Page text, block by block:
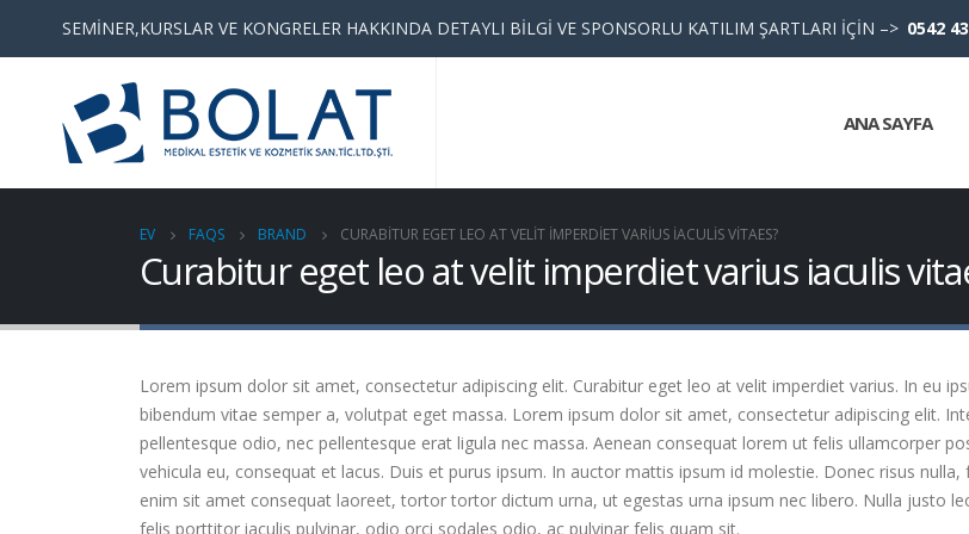
ANA SAYFA
EV FAQS BRAND CURABITUR EGET LEO AT VELIT IMPERDIET VARIUS IACULIS VITAES?
Curabitur eget leo at velit imperdiet varius iaculis
Lorem ipsum dolor sit amet, consectetur adipiscing elit. Curabitur eget leo at velit imperdiet varius. In eu
bibendum vitae semper a, volutpat eget massa. Lorem ipsum dolor sit amet, consectetur adipiscing elit.
pellentesque odio, nec pellentesque erat ligula nec massa. Aenean consequat lorem ut felis ullamcorper
vehicula eu, consequat et lacus. Duis et purus ipsum. In auctor mattis ipsum id molestie. Donec risus
enim sit amet consequat laoreet, tortor tortor dictum urna, ut egestas urna ipsum nec libero. Nulla justo
felis porttitor iaculis pulvinar, odio orci sodales odio, ac pulvinar felis quam sit.
SEMİNER,KURSLAR VE KONGRELER HAKKINDA DETAYLI BİLGİ VE SPONSORLU KATILIM ŞARTLARI İÇİN –> 0542